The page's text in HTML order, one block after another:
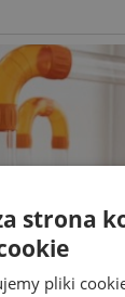
strona
pliki